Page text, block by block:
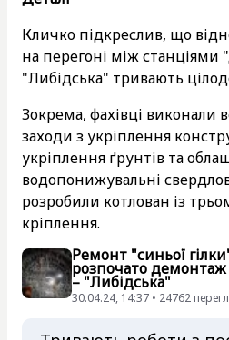
Кличко підкреслив, що
на перегоні між станціями
"Либідська" тривають
Зокрема, фахівці виконали
заходи з укріплення
укріплення ґрунтів та
водопонижувальні
розробили котлован із
кріплення.
Ремонт "синьої
розпочато
– "Либідська"
30.04.24, 14:37 • 24762